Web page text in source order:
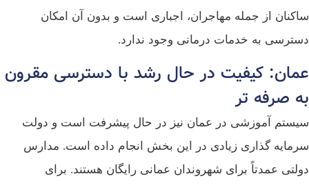
ساکنان از جمله مهاجران، اجباری است و بدون آن امکان
دسترسی به خدمات درمانی وجود ندارد.
عمان: کیفیت در حال رشد با دسترسی مقرون‌
به‌ صرفه‌ تر
سیستم آموزشی در عمان نیز در حال پیشرفت است و دولت
سرمایه‌ گذاری زیادی در این بخش انجام داده است. مدارس
دولتی عمدتاً برای شهروندان عمانی رایگان هستند. برای